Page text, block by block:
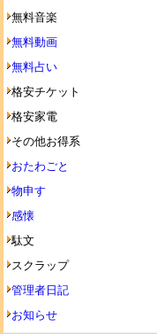
無料音楽
無料動画
無料占い
格安チケット
格安家電
その他お得系
おたわごと
物申す
感懐
駄文
スクラップ
管理者日記
お知らせ